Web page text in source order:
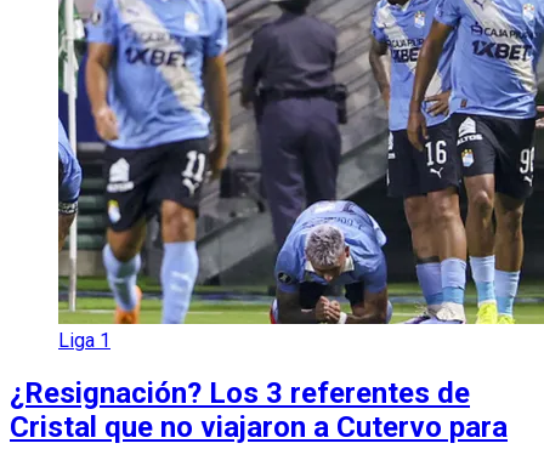
Liga 1
¿Resignación? Los 3 referentes de
Cristal que no viajaron a Cutervo para